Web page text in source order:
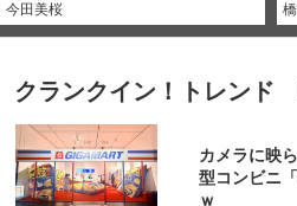
今田美桜
クランクイン！トレン
カメラに映
型コンビニ
ｗ